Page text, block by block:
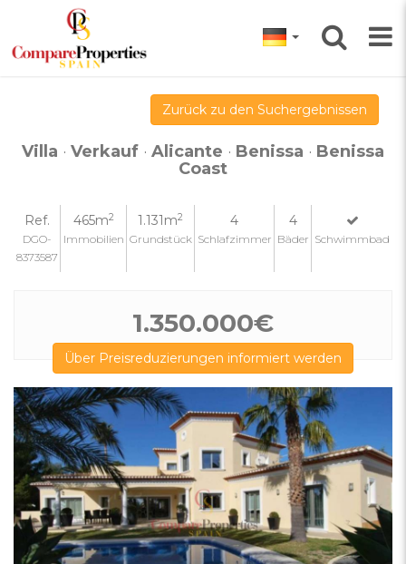
Zurück zu den Suchergebnissen
Villa · Verkauf · Alicante · Benissa · Benissa
Coast
Ref.
DGO-
8373587
465m2
Immobilien
1.131m2
Grundstück
4
Schlafzimmer
4
Bäder Schwimmbad
1.350.000€
Über Preisreduzierungen informiert werden